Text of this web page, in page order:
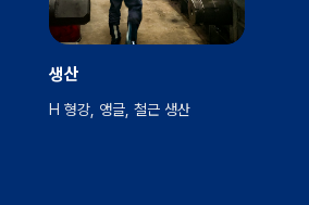
생산
H 형강, 앵글, 철근 생산